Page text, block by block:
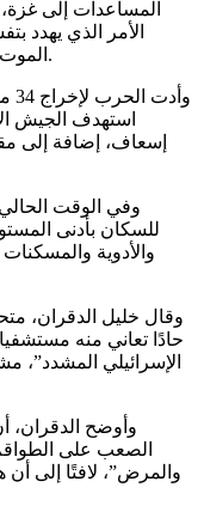
المساعدات إلى
الأمر الذي يهدد
الموت بين جنبات المستشفيات والمراكز الصحية.
إسعاف، إضافة إلى
وفي الوقت
للسكان بأدنى
والأدوية
وقال خليل الدقران،
حادًا تعاني منه
الإسرائيلي المشدد”،
وأوضح الدقران،
الصعب على
والمرض”، لافتًا إلى